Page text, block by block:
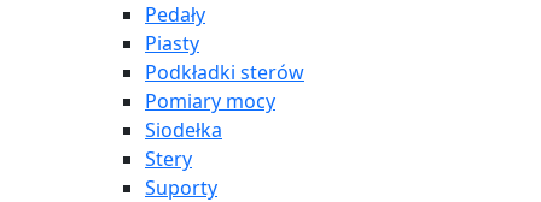
Pedały
Piasty
Podkładki sterów
Pomiary mocy
Siodełka
Stery
Suporty